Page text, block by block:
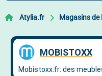
Atylia.fr Magasins de